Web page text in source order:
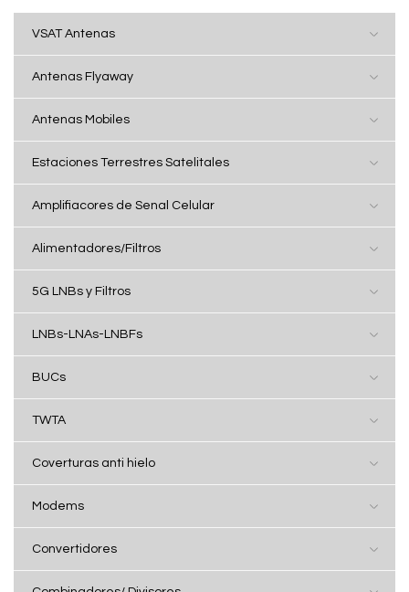
VSAT Antenas
Antenas Flyaway
Antenas Mobiles
Estaciones Terrestres Satelitales
Amplifiacores de Senal Celular
Alimentadores/Filtros
5G LNBs y Filtros
LNBs-LNAs-LNBFs
BUCs
TWTA
Coverturas anti hielo
Modems
Convertidores